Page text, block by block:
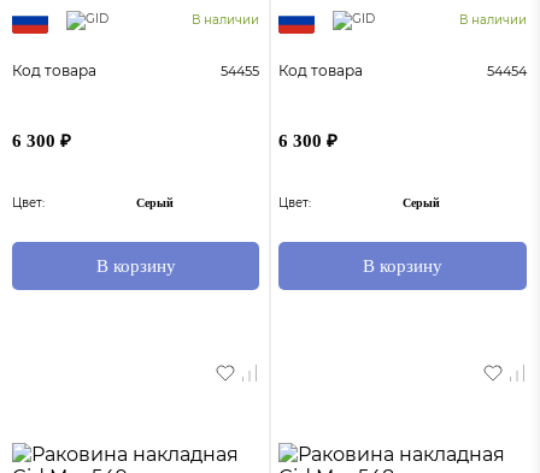
В наличии
Код товара 54455
6 300 ₽
Цвет: Серый
В корзину
В наличии
Код товара 54454
6 300 ₽
Цвет: Серый
В корзину